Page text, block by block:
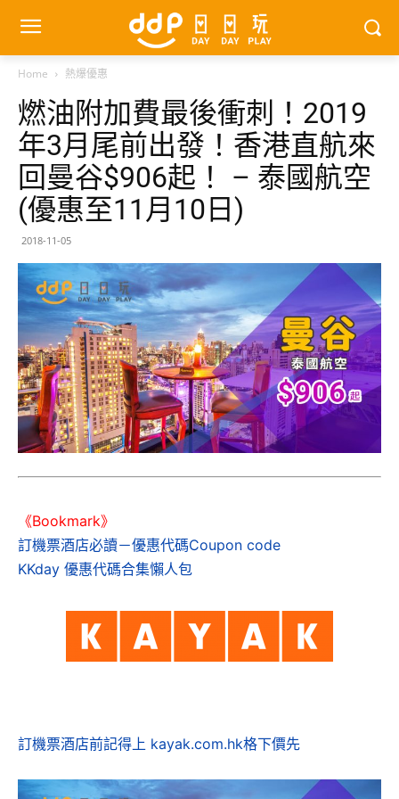
Home 熱爆優惠
燃油附加費最後衝刺！2019
年3月尾前出發！香港直航來
回曼谷$906起！ – 泰國航空
(優惠至11月10日)
2018-11-05
《Bookmark》
訂機票酒店必讀－優惠代碼Coupon code
KKday 優惠代碼合集懶人包
訂機票酒店前記得上 kayak.com.hk格下價先